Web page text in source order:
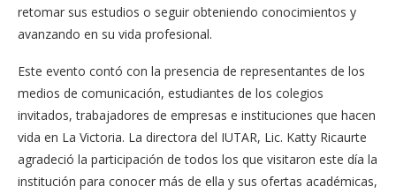
retomar sus estudios o seguir obteniendo conocimientos y
avanzando en su vida profesional.
Este evento contó con la presencia de representantes de los
medios de comunicación, estudiantes de los colegios
invitados, trabajadores de empresas e instituciones que hacen
vida en La Victoria. La directora del IUTAR, Lic. Katty Ricaurte
agradeció la participación de todos los que visitaron este día la
institución para conocer más de ella y sus ofertas académicas,